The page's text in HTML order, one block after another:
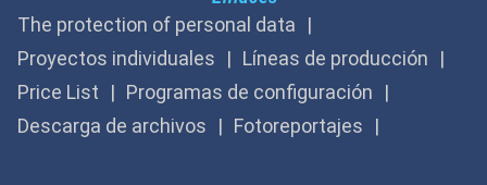
The protection of personal data
Proyectos individuales
Líneas de producción
Price List
Programas de configuración
Descarga de archivos
Fotoreportajes